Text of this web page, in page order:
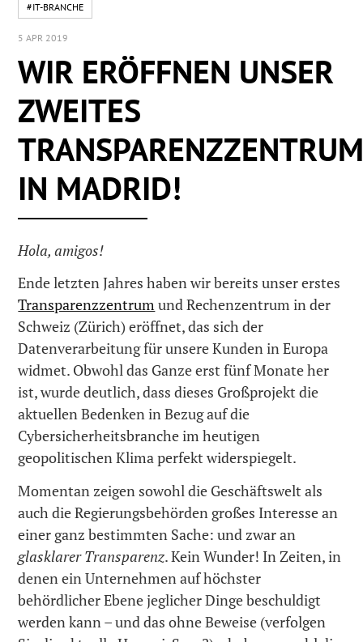
#IT-BRANCHE
5 APR 2019
WIR ERÖFFNEN UNSER
ZWEITES
IN MADRID!
Hola, amigos!
Ende letzten Jahres haben wir bereits unser erstes
Transparenzzentrum und Rechenzentrum in der
Schweiz (Zürich) eröffnet, das sich der
Datenverarbeitung für unsere Kunden in Europa
widmet. Obwohl das Ganze erst fünf Monate her
ist, wurde deutlich, dass dieses Großprojekt die
aktuellen Bedenken in Bezug auf die
Cybersicherheitsbranche im heutigen
geopolitischen Klima perfekt widerspiegelt.
Momentan zeigen sowohl die Geschäftswelt als
auch die Regierungsbehörden großes Interesse an
einer ganz bestimmten Sache: und zwar an
glasklarer Transparenz. Kein Wunder! In Zeiten, in
denen ein Unternehmen auf höchster
behördlicher Ebene jeglicher Dinge beschuldigt
werden kann – und das ohne Beweise (verfolgen